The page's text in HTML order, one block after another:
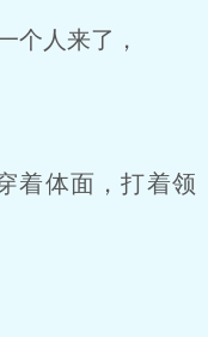
个人来了，
着体面，打着领